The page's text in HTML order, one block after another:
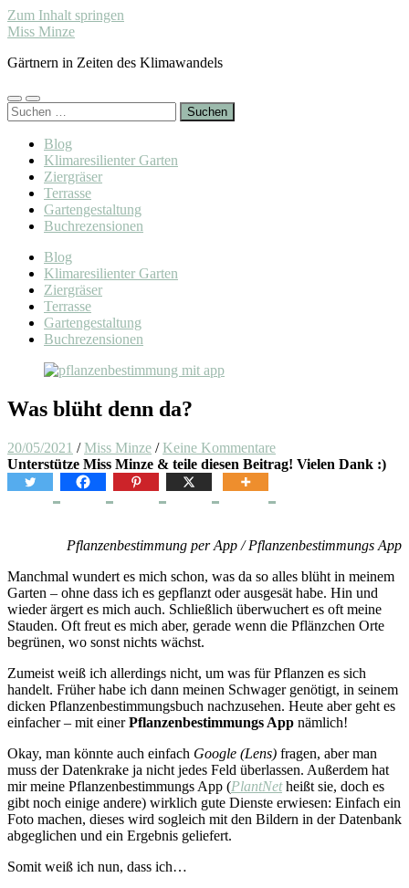
Zum Inhalt springen
Miss Minze
Gärtnern in Zeiten des Klimawandels
Mobile-
Menü
Suchfeld
ein-/ausblenden
Suchen
nach:
Blog
Klimaresilienter Garten
Ziergräser
Terrasse
Gartengestaltung
Buchrezensionen
Blog
Klimaresilienter Garten
Ziergräser
Terrasse
Gartengestaltung
Buchrezensionen
Was blüht denn da?
20/05/2021 /Miss Minze /Keine Kommentare
Unterstütze Miss Minze & teile diesen Beitrag! Vielen Dank :)
Pflanzenbestimmung per App / Pflanzenbestimmungs App
Manchmal wundert es mich schon, was da so alles blüht in meinem
Garten – ohne dass ich es gepflanzt oder ausgesät habe. Hin und
wieder ärgert es mich auch. Schließlich überwuchert es oft meine
Stauden. Oft freut es mich aber, gerade wenn die Pflänzchen Orte
begrünen, wo sonst nichts wächst.
Zumeist weiß ich allerdings nicht, um was für Pflanzen es sich
handelt. Früher habe ich dann meinen Schwager genötigt, in seinem
dicken Pflanzenbestimmungsbuch nachzusehen. Heute aber geht es
einfacher – mit einerPflanzenbestimmungs App nämlich!
Okay, man könnte auch einfach Google (Lens) fragen, aber man
muss der Datenkrake ja nicht jedes Feld überlassen. Außerdem hat
mir meine Pflanzenbestimmungs App (PlantNetheißt sie, doch es
gibt noch einige andere) wirklich gute Dienste erwiesen: Einfach ein
Foto machen, dieses wird sogleich mit den Bildern in der Datenbank
abgeglichen und ein Ergebnis geliefert.
Somit weiß ich nun, dass ich…